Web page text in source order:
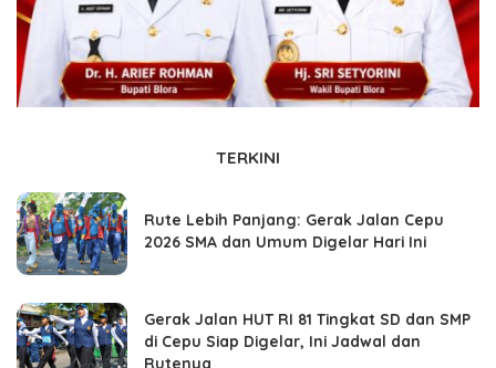
TERKINI
Rute Lebih Panjang: Gerak Jalan Cepu
2026 SMA dan Umum Digelar Hari Ini
Gerak Jalan HUT RI 81 Tingkat SD dan SMP
di Cepu Siap Digelar, Ini Jadwal dan
Rutenya